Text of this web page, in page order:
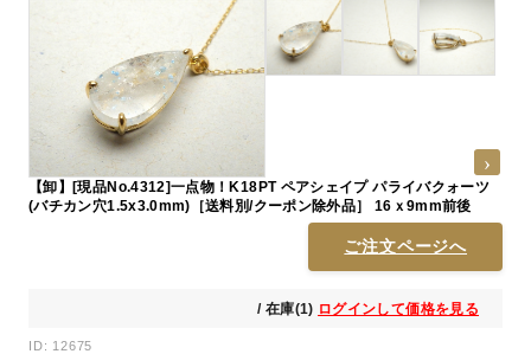
【卸】[現品No.4312]一点物！K18PT ペアシェイプ パライバクォーツ
(バチカン穴1.5x3.0mm)［送料別/クーポン除外品］ 16ｘ9mm前後
ご注文ページへ
/ 在庫(1) ログインして価格を見る
ID: 12675